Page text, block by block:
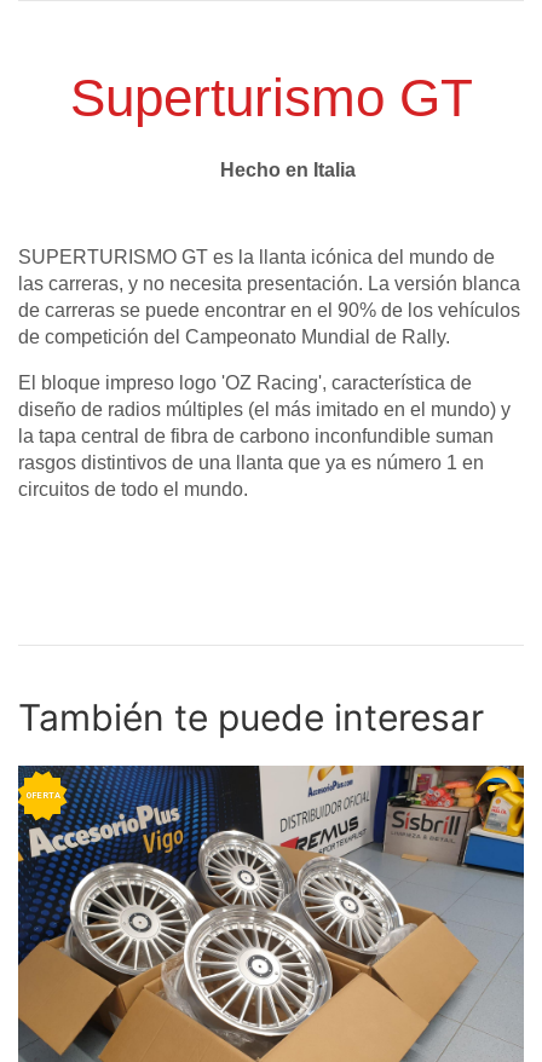
Superturismo GT
Hecho en Italia
SUPERTURISMO GT es la llanta icónica del mundo de
las carreras, y no necesita presentación. La versión blanca
de carreras se puede encontrar en el 90% de los vehículos
de competición del Campeonato Mundial de Rally.
El bloque impreso logo 'OZ Racing', característica de
diseño de radios múltiples (el más imitado en el mundo) y
la tapa central de fibra de carbono inconfundible suman
rasgos distintivos de una llanta que ya es número 1 en
circuitos de todo el mundo.
También te puede interesar
OFERTA